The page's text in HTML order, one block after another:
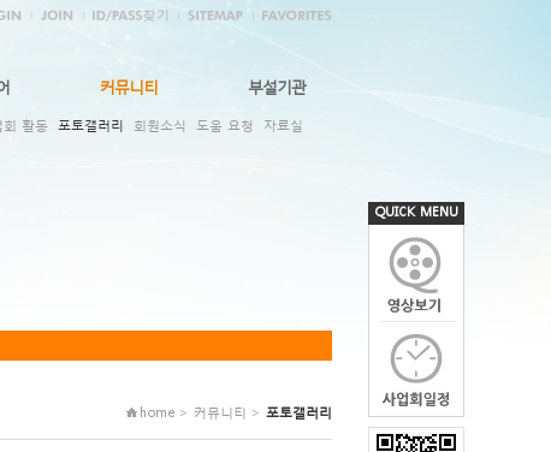
커뮤니티 부설기관
회 활동 포토갤러리 회원소식 도움 요청 자료실
home > 커뮤니티 > 포토갤러리
QUICK MENU